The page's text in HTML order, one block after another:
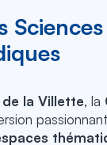
la Villette, la